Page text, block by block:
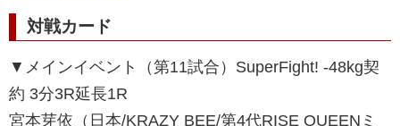
対戦カード
▼メインイベント（第11試合）SuperFight! -48kg契
約 3分3R延長1R
宮本芽依（日本/KRAZY BEE/第4代RISE QUEENミ